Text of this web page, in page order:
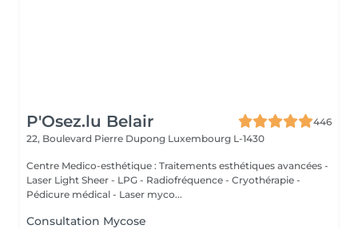
P'Osez.lu Belair
446
22, Boulevard Pierre Dupong Luxembourg L-1430
Centre Medico-esthétique : Traitements esthétiques avancées -
Laser Light Sheer - LPG - Radiofréquence - Cryothérapie -
Pédicure médical - Laser myco...
Consultation Mycose